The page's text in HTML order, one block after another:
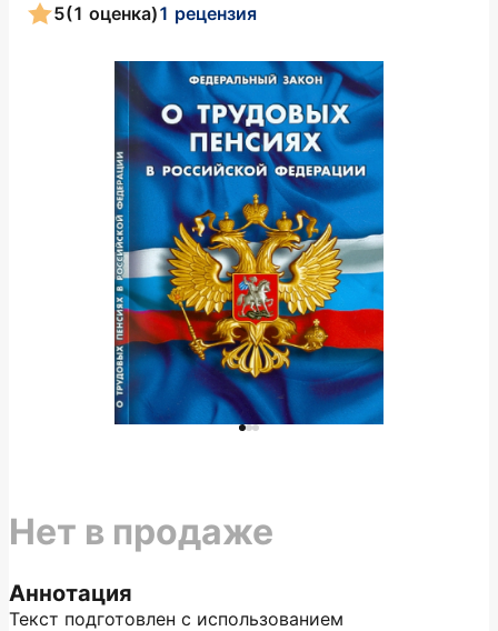
5(1 оценка)1 рецензия
Аннотация
Текст подготовлен с использованием
Нет в продаже